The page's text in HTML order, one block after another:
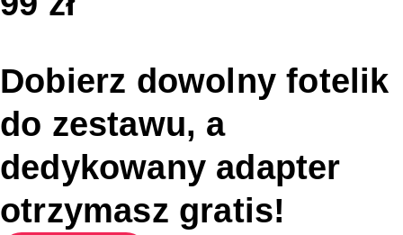
Dobierz dowolny fotelik
do zestawu, a
dedykowany adapter
otrzymasz gratis!